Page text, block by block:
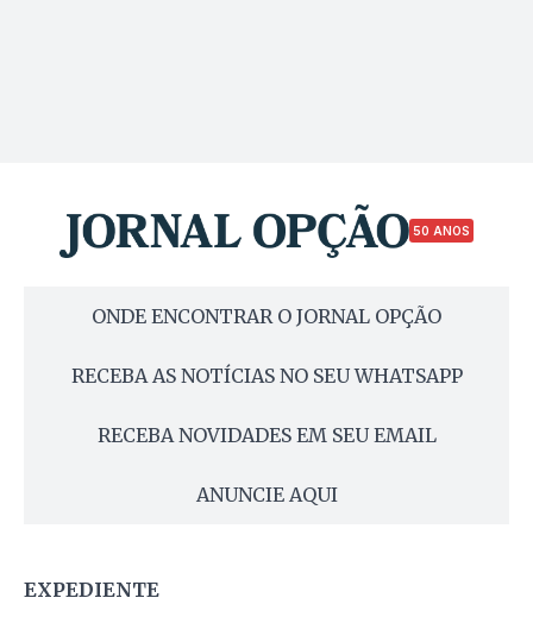
50 ANOS
ONDE ENCONTRAR O JORNAL OPÇÃO
RECEBA AS NOTÍCIAS NO SEU WHATSAPP
RECEBA NOVIDADES EM SEU EMAIL
ANUNCIE AQUI
EXPEDIENTE